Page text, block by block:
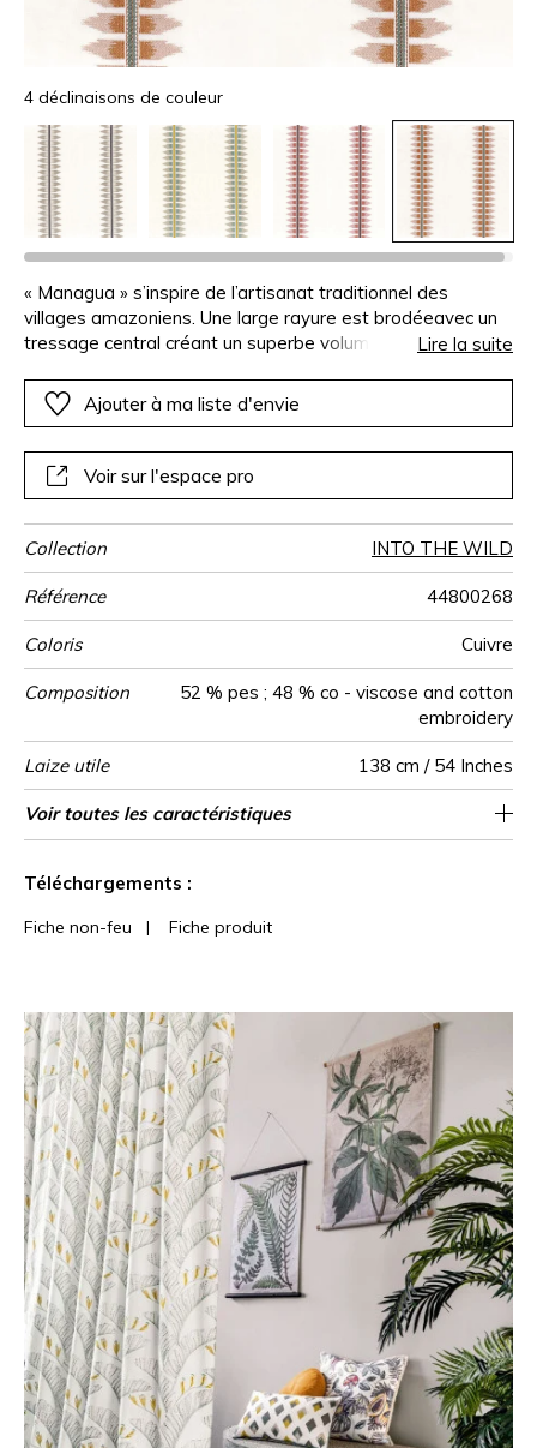
4 déclinaisons de couleur
« Managua » s’inspire de l’artisanat traditionnel des
villages amazoniens. Une large rayure est brodéeavec un
tressage central créant un superbe volume, elle est
vitaminées joliment mises en valeur par le fond clair de la
toile. Les lignes verticales seprêtent idéalement à la
Lire la suite
Ajouter à ma liste d'envie
Voir sur l'espace pro
Collection INTO THE WILD
Référence 44800268
Coloris Cuivre
Composition
52 % pes ; 48 % co - viscose and cotton
embroidery
Laize utile 138 cm / 54 Inches
Rétrécissement <4%
Raccord Raccord droit
Sens De large
Poids g/m² 315
Performance
Accoustique
aw - 0.15
Usage
Entretien
Pays d'origine Inde
Rapport
Horizontal
35 cm / 14 Inches
Rapport
Vertical
3 cm / 1 Inches
Caractéristiques
Outdoor
Voir toutes les caractéristiques
Téléchargements :
Fiche non-feu | Fiche produit